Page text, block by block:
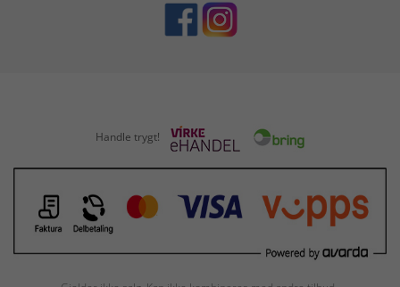
Handle trygt!